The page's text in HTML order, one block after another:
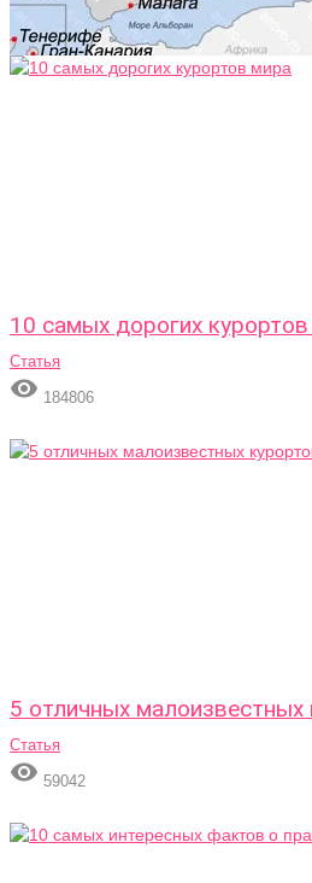
10 самых дорогих
Статья
 184806
5 отличных малоизвестных
Статья
 59042